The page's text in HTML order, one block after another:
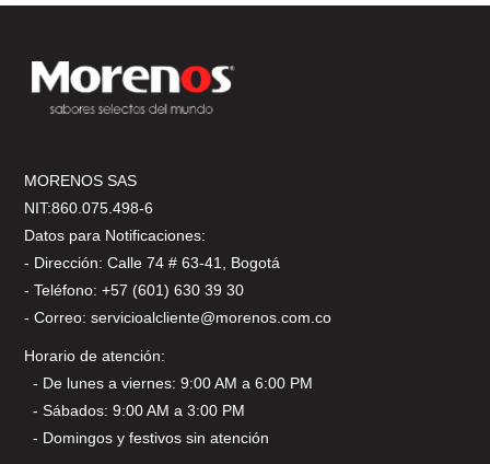
MORENOS SAS
NIT:860.075.498-6
Datos para Notificaciones:
- Dirección: Calle 74 # 63-41, Bogotá
- Teléfono: +57 (601) 630 39 30
- Correo: servicioalcliente@morenos.com.co
Horario de atención:
- De lunes a viernes: 9:00 AM a 6:00 PM
- Sábados: 9:00 AM a 3:00 PM
- Domingos y festivos sin atención